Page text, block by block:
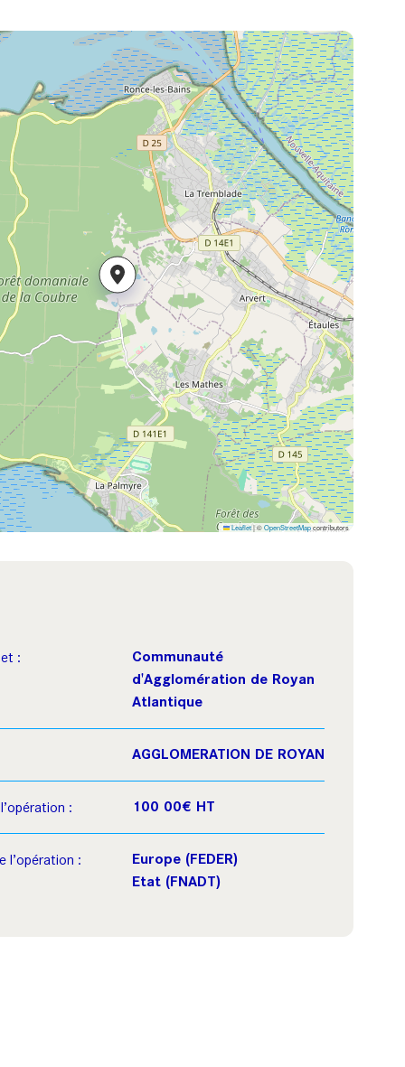
Leaflet|©OpenStreetMapcontributors
:
Communauté
d'Agglomération de Royan
Atlantique
AGGLOMERATION DE ROYAN
: 100 00€ HT
l’opération :
Europe (FEDER)
Etat (FNADT)